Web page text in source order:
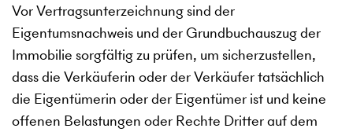
Vor Vertragsunterzeichnung sind der
Eigentumsnachweis und der Grundbuchauszug der
Immobilie sorgfältig zu prüfen, um sicherzustellen,
dass die Verkäuferin oder der Verkäufer tatsächlich
die Eigentümerin oder der Eigentümer ist und keine
offenen Belastungen oder Rechte Dritter auf dem